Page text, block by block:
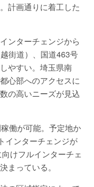
計画通りに着工した
ンターチェンジから
街道）、国道463号
やすい。埼玉県南
心部へのアクセスに
の高いニーズが見込
働が可能。予定地か
インターチェンジが
けフルインターチェ
まっている。